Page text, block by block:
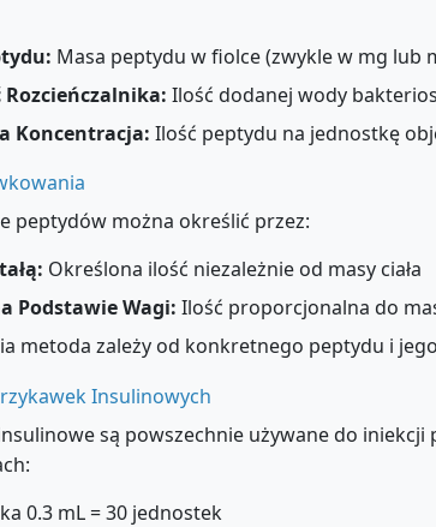
Masa peptydu w fiolce (zwykle w mg lub
Rozcieńczalnika: Ilość dodanej wody
Koncentracja: Ilość peptydu na jednostkę
peptydów można określić przez:
Określona ilość niezależnie od masy ciała
Podstawie Wagi: Ilość proporcjonalna do
metoda zależy od konkretnego peptydu i
Insulinowych
są powszechnie używane do iniekcji
0.3 mL = 30 jednostek